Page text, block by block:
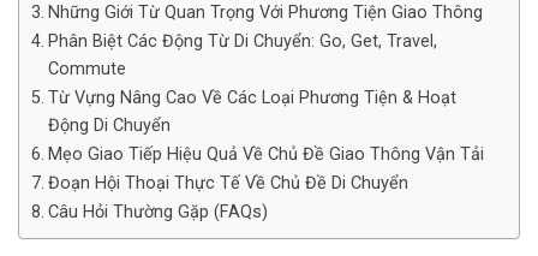
Những Giới Từ Quan Trọng Với Phương Tiện Giao Thông
Phân Biệt Các Động Từ Di Chuyển: Go, Get, Travel,
Commute
Từ Vựng Nâng Cao Về Các Loại Phương Tiện & Hoạt
Động Di Chuyển
Mẹo Giao Tiếp Hiệu Quả Về Chủ Đề Giao Thông Vận Tải
Đoạn Hội Thoại Thực Tế Về Chủ Đề Di Chuyển
Câu Hỏi Thường Gặp (FAQs)